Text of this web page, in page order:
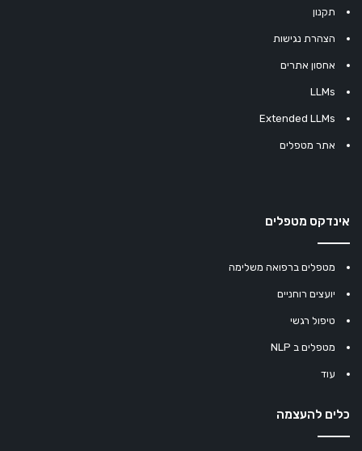
תקנון
הצהרת נגישות
אחסון אתרים
LLMs
Extended LLMs
אתר מטפלים
אינדקס מטפלים
מטפלים ברפואה משלימה
יועצים רוחניים
טיפול רגשי
מטפלים ב NLP
עוד
כלים להעצמה